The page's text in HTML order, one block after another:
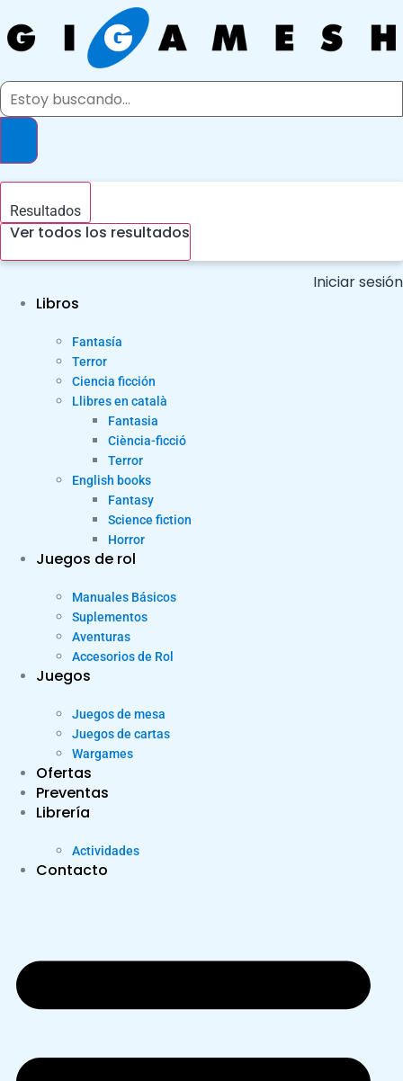
al
contenido
Search
Resultados
Ver todos los resultados
Iniciar sesión
Libros
Fantasía
Terror
Ciencia ficción
Llibres en català
Fantasia
Ciència-ficció
Terror
English books
Fantasy
Science fiction
Horror
Juegos de rol
Manuales Básicos
Suplementos
Aventuras
Accesorios de Rol
Juegos
Juegos de mesa
Juegos de cartas
Wargames
Ofertas
Preventas
Librería
Actividades
Contacto